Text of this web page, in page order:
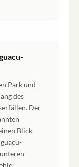
Park und
des
Der
Blick